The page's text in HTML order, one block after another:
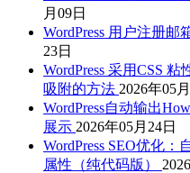
月09日
WordPress 用户注册
23日
WordPress 采用CSS
吸附的方法 2026年05
WordPress自动输出
展示 2026年05月24日
WordPress SEO优化
属性（纯代码版）